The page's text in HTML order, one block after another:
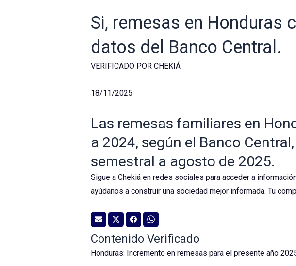
Si, remesas en Honduras
datos del Banco Central.
VERIFICADO POR CHEKIÁ
18/11/2025
Las remesas familiares en
a 2024, según el Banco
semestral a agosto de 2025.
Sigue a Chekiá en redes sociales para acceder a
ayúdanos a construir una sociedad mejor informada. Tu
Contenido Verificado
Honduras: Incremento en remesas para el presente año